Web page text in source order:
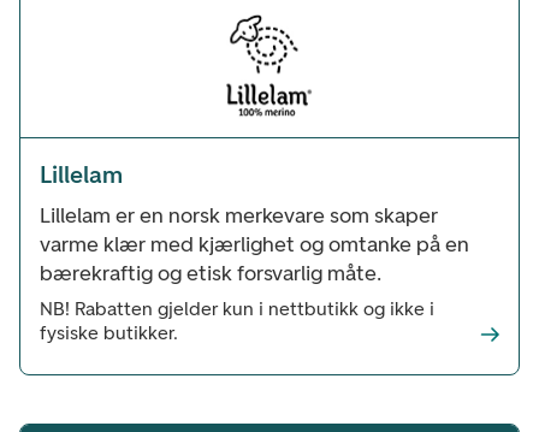
Lillelam
Lillelam er en norsk merkevare som skaper
varme klær med kjærlighet og omtanke på en
bærekraftig og etisk forsvarlig måte.
NB! Rabatten gjelder kun i nettbutikk og ikke i
fysiske butikker.